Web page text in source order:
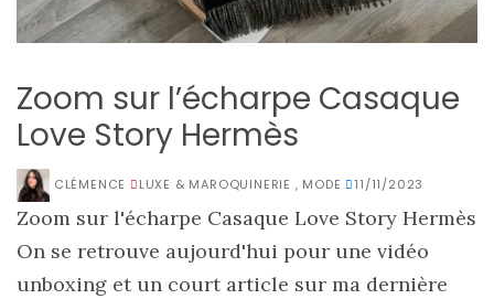
Zoom sur l’écharpe Casaque
Love Story Hermès
CLÉMENCE LUXE & MAROQUINERIE , MODE 11/11/2023
Zoom sur l'écharpe Casaque Love Story Hermès
On se retrouve aujourd'hui pour une vidéo
unboxing et un court article sur ma dernière